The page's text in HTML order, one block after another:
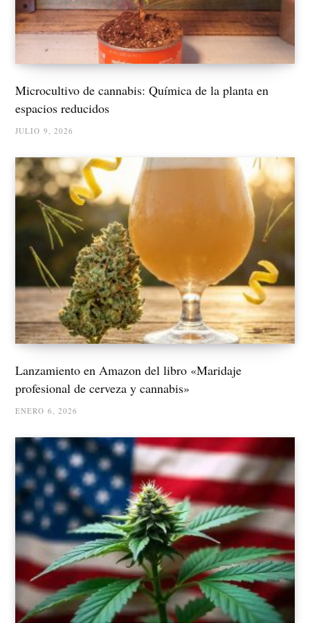
Microcultivo de cannabis: Química de la planta en
espacios reducidos
JULIO 9, 2026
Lanzamiento en Amazon del libro «Maridaje
profesional de cerveza y cannabis»
ENERO 6, 2026